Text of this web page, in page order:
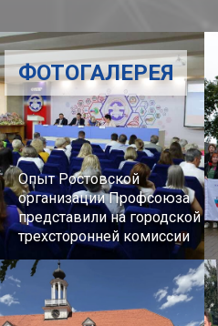
Опыт Ростовской
организации Профсоюза
представили на городской
трехсторонней комиссии
ФОТОГАЛЕРЕЯ